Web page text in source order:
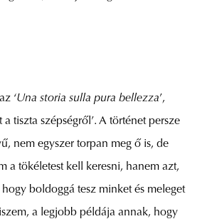
‘Una storia sulla pura bellezza’,
a tiszta szépségről’. A történet persze
nem egyszer torpan meg ő is, de
a tökéletest kell keresni, hanem azt,
boldoggá tesz minket és meleget
a legjobb példája annak, hogy